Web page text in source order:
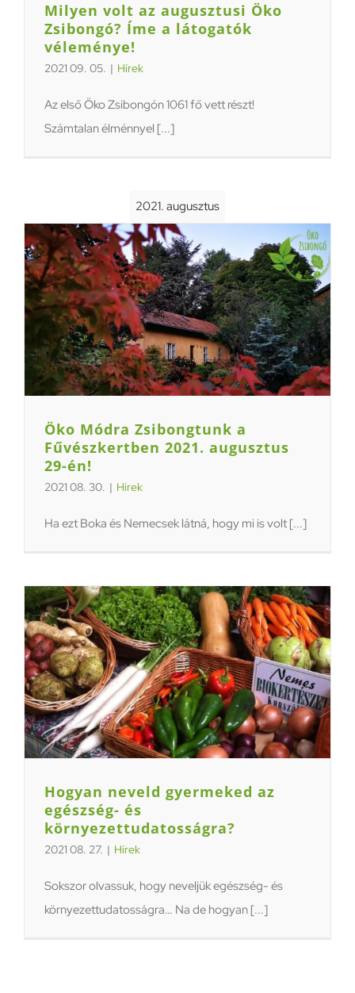
Milyen volt az augusztusi Öko
Zsibongó? Íme a látogatók
véleménye!
2021 09. 05. | Hírek
Az első Öko Zsibongón 1061 fő vett részt!
Számtalan élménnyel [...]
2021. augusztus
Öko Módra Zsibongtunk a
Fűvészkertben 2021. augusztus
29-én!
2021 08. 30. | Hírek
Ha ezt Boka és Nemecsek látná, hogy mi is volt [...]
Hogyan neveld gyermeked az
egészség- és
környezettudatosságra?
2021 08. 27. | Hírek
Sokszor olvassuk, hogy neveljük egészség- és
környezettudatosságra… Na de hogyan [...]